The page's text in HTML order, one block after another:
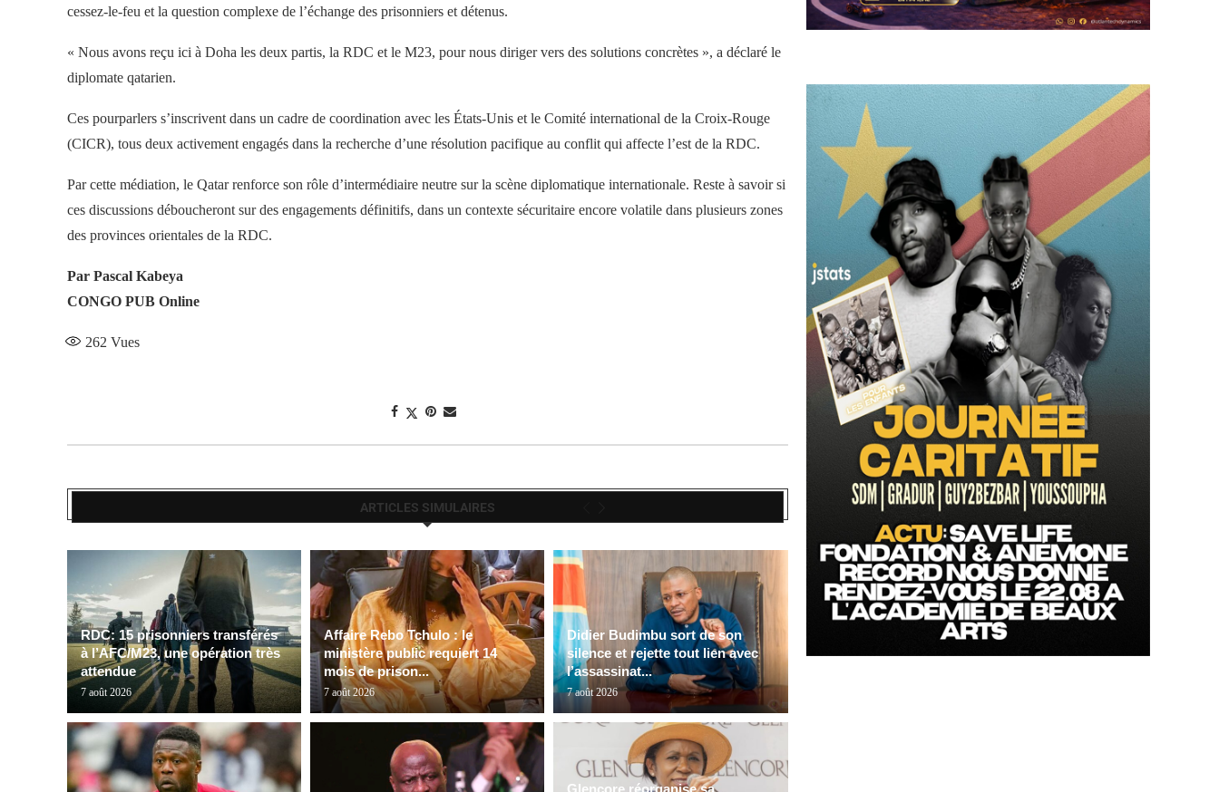
cessez-le-feu et la question complexe de l’échange des prisonniers et détenus.
« Nous avons reçu ici à Doha les deux partis, la RDC et le M23, pour nous diriger vers des solutions concrètes », a déclaré le
diplomate qatarien.
Ces pourparlers s’inscrivent dans un cadre de coordination avec les États-Unis et le Comité international de la Croix-Rouge
(CICR), tous deux activement engagés dans la recherche d’une résolution pacifique au conflit qui affecte l’est de la RDC.
Par cette médiation, le Qatar renforce son rôle d’intermédiaire neutre sur la scène diplomatique internationale. Reste à savoir si
ces discussions déboucheront sur des engagements définitifs, dans un contexte sécuritaire encore volatile dans plusieurs zones
des provinces orientales de la RDC.
Par Pascal Kabeya
CONGO PUB Online
262 Vues
ARTICLES SIMULAIRES
RDC: 15 prisonniers transférés
à l’AFC/M23, une opération très
attendue
7 août 2026
Affaire Rebo Tchulo : le
ministère public requiert 14
mois de prison...
7 août 2026
Didier Budimbu sort de son
silence et rejette tout lien avec
l’assassinat...
7 août 2026